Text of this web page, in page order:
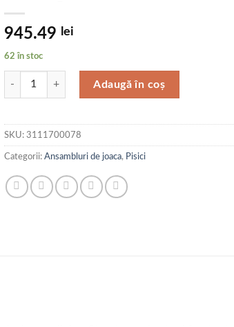
945.49 lei
62 în stoc
Cantitate Pet Expert Ansamblu Cat Activity SBE522
Adaugă în coș
SKU: 3111700078
Categorii: Ansambluri de joaca, Pisici